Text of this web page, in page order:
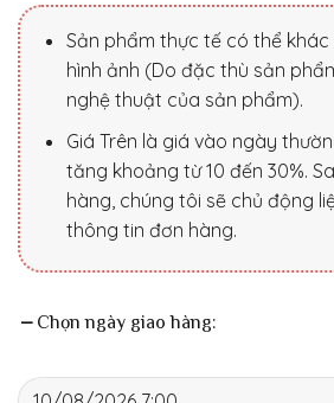
Sản phẩm thực tế có thể
hình ảnh (Do đặc thù sản
nghệ thuật của sản phẩm).
Giá Trên là giá vào ngày
tăng khoảng từ 10 đến 30%.
hàng, chúng tôi sẽ chủ động
thông tin đơn hàng.
Chọn ngày giao hàng: